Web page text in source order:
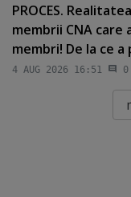
PROCES.
membrii CNA
membri! De la ce
4 AUG 2026 16:51 0